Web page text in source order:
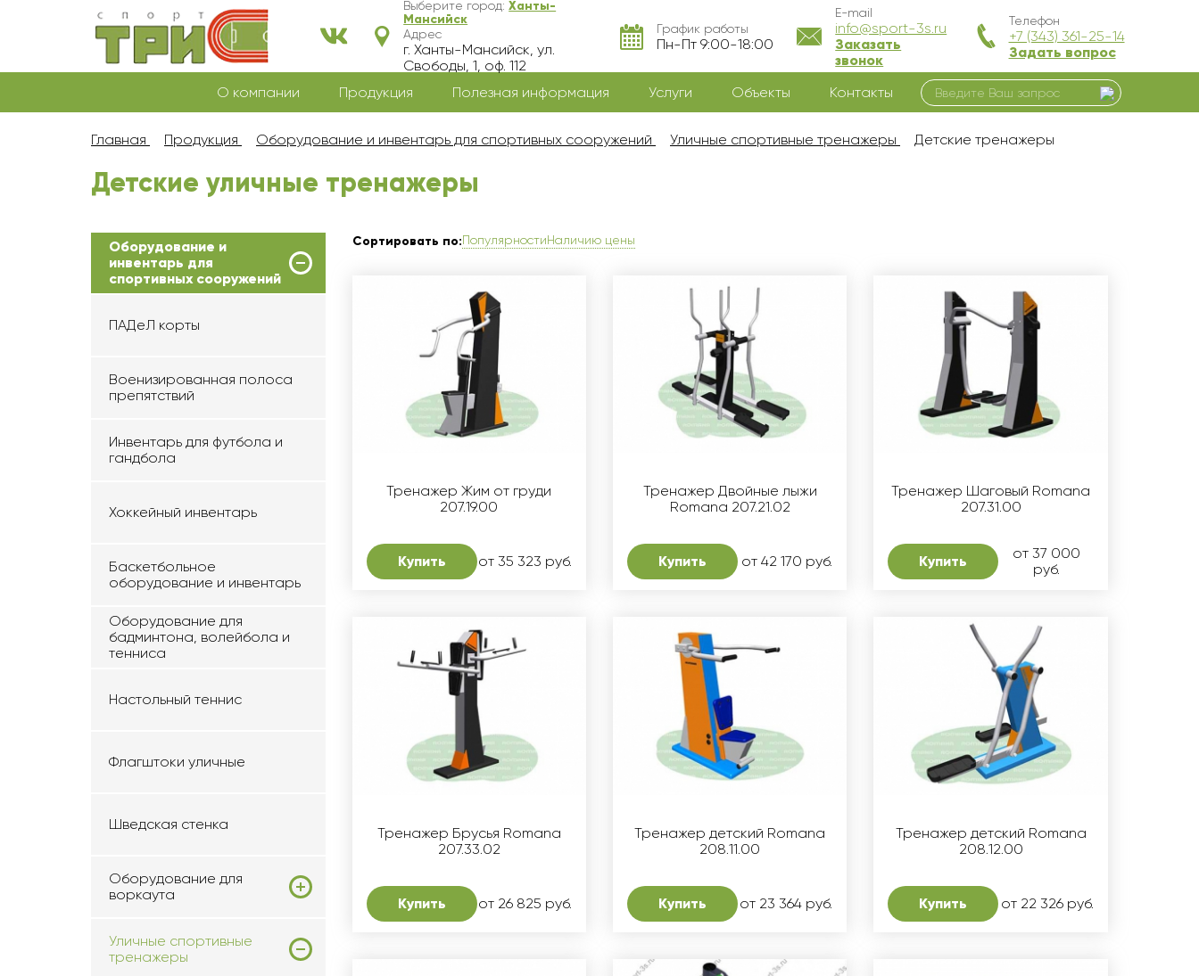
Выберите город:Ханты-
Мансийск
Адрес
г. Ханты-Мансийск, ул.
Свободы, 1, оф. 112
График работы
Пн-Пт 9:00-18:00
E-mail
info@sport-3s.ru
Заказать
звонок
Телефон
+7 (343) 361-25-14
Задать вопрос
О компании Продукция Полезная информация Услуги Объекты Контакты
Главная Продукция Оборудование и инвентарь для спортивных сооружений Уличные спортивные тренажеры Детские тренажеры
Детские уличные тренажеры
Оборудование и
инвентарь для
спортивных сооружений
ПАДеЛ корты
Военизированная полоса
препятствий
Инвентарь для футбола и
гандбола
Хоккейный инвентарь
Баскетбольное
оборудование и инвентарь
Оборудование для
бадминтона, волейбола и
тенниса
Настольный теннис
Флагштоки уличные
Шведская стенка
Оборудование для
воркаута
Уличные спортивные
тренажеры
Сортировать по:ПопулярностиНаличию цены
Тренажер Жим от груди
207.19.00
Купить от 35 323 руб.
Тренажер Двойные лыжи
Romana 207.21.02
Купить от 42 170 руб.
Тренажер Шаговый Romana
207.31.00
Купить
от 37 000
руб.
Тренажер Брусья Romana
207.33.02
Купить от 26 825 руб.
Тренажер детский Romana
208.11.00
Купить от 23 364 руб.
Тренажер детский Romana
208.12.00
Купить от 22 326 руб.